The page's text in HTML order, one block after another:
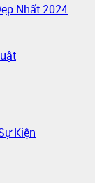
Nhất 2024
Kiện